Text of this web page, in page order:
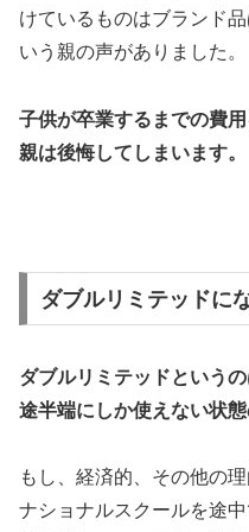
けているものはブランド
いう親の声がありました。
子供が卒業するまでの費
親は後悔してしまいます。
ダブルリミテッドに
ダブルリミテッドという
途半端にしか使えない状態
もし、経済的、その他の
ナショナルスクールを途